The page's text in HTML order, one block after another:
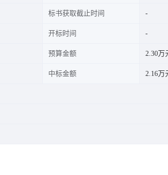
标书获取截止时间
开标时间
预算金额 2.30万
中标金额 2.16万